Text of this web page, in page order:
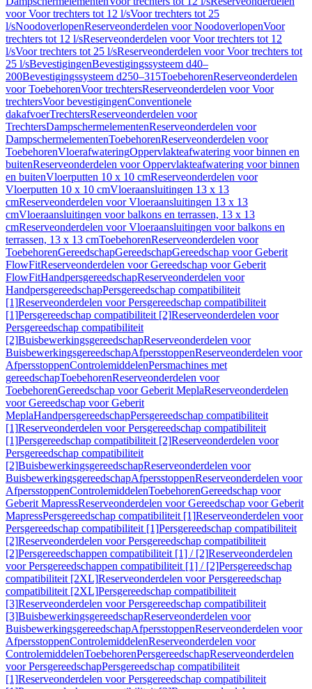
voor Voor trechters tot 12 l/sVoor trechters tot 25
l/sNoodoverlopenReserveonderdelen voor NoodoverlopenVoor
trechters tot 12 l/sReserveonderdelen voor Voor trechters tot 12
l/sVoor trechters tot 25 l/sReserveonderdelen voor Voor trechters tot
25 l/sBevestigingenBevestigingssysteem d40–
200Bevestigingssysteem d250–315ToebehorenReserveonderdelen
voor ToebehorenVoor trechtersReserveonderdelen voor Voor
trechtersVoor bevestigingenConventionele
dakafvoerTrechtersReserveonderdelen voor
TrechtersDampschermelementenReserveonderdelen voor
DampschermelementenToebehorenReserveonderdelen voor
ToebehorenVloerafwateringOppervlakteafwatering voor binnen en
buitenReserveonderdelen voor Oppervlakteafwatering voor binnen
en buitenVloerputten 10 x 10 cmReserveonderdelen voor
Vloerputten 10 x 10 cmVloeraansluitingen 13 x 13
cmReserveonderdelen voor Vloeraansluitingen 13 x 13
cmVloeraansluitingen voor balkons en terrassen, 13 x 13
cmReserveonderdelen voor Vloeraansluitingen voor balkons en
terrassen, 13 x 13 cmToebehorenReserveonderdelen voor
ToebehorenGereedschapGereedschapGereedschap voor Geberit
FlowFitReserveonderdelen voor Gereedschap voor Geberit
FlowFitHandpersgereedschapReserveonderdelen voor
HandpersgereedschapPersgereedschap compatibiliteit
[1]Reserveonderdelen voor Persgereedschap compatibiliteit
[1]Persgereedschap compatibiliteit [2]Reserveonderdelen voor
Persgereedschap compatibiliteit
[2]BuisbewerkingsgereedschapReserveonderdelen voor
BuisbewerkingsgereedschapAfpersstoppenReserveonderdelen voor
AfpersstoppenControlemiddelenPersmachines met
gereedschapToebehorenReserveonderdelen voor
ToebehorenGereedschap voor Geberit MeplaReserveonderdelen
voor Gereedschap voor Geberit
MeplaHandpersgereedschapPersgereedschap compatibiliteit
[1]Reserveonderdelen voor Persgereedschap compatibiliteit
[1]Persgereedschap compatibiliteit [2]Reserveonderdelen voor
Persgereedschap compatibiliteit
[2]BuisbewerkingsgereedschapReserveonderdelen voor
BuisbewerkingsgereedschapAfpersstoppenReserveonderdelen voor
AfpersstoppenControlemiddelenToebehorenGereedschap voor
Geberit MapressReserveonderdelen voor Gereedschap voor Geberit
MapressPersgereedschap compatibiliteit [1]Reserveonderdelen voor
Persgereedschap compatibiliteit [1]Persgereedschap compatibiliteit
[2]Reserveonderdelen voor Persgereedschap compatibiliteit
[2]Persgereedschappen compatibiliteit [1] / [2]Reserveonderdelen
voor Persgereedschappen compatibiliteit [1] / [2]Persgereedschap
compatibiliteit [2XL]Reserveonderdelen voor Persgereedschap
compatibiliteit [2XL]Persgereedschap compatibiliteit
[3]Reserveonderdelen voor Persgereedschap compatibiliteit
[3]BuisbewerkingsgereedschapReserveonderdelen voor
BuisbewerkingsgereedschapAfpersstoppenReserveonderdelen voor
AfpersstoppenControlemiddelenReserveonderdelen voor
ControlemiddelenToebehorenPersgereedschapReserveonderdelen
voor PersgereedschapPersgereedschap compatibiliteit
[1]Reserveonderdelen voor Persgereedschap compatibiliteit